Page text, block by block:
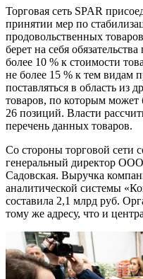
Торговая сеть SPAR
принятии мер по
продовольственных
берет на себя
более 10 % к стоимости
не более 15 % к тем видам
поставляться в область из
товаров, по которым
26 позиций. Власти
перечень данных товаров.
Со стороны торговой сети
генеральный директор
Садовская. Выручка
аналитической системы
составила 2,1 млрд руб.
тому же адресу, что и